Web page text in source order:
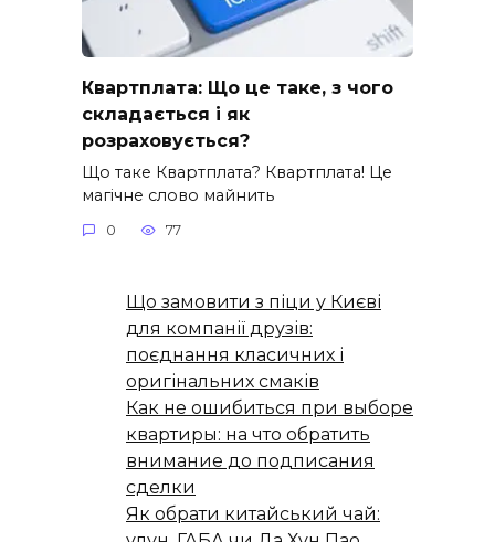
Квартплата: Що це таке, з чого
складається і як
розраховується?
Що таке Квартплата? Квартплата! Це
магічне слово майнить
0 77
Що замовити з піци у Києві
для компанії друзів:
поєднання класичних і
оригінальних смаків
Как не ошибиться при выборе
квартиры: на что обратить
внимание до подписания
сделки
Як обрати китайський чай: